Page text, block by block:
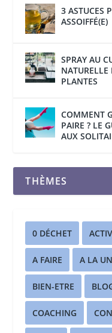
3 ASTUCES
ASSOIFFÉ(E)
SPRAY AU
NATURELLE
PLANTES
COMMENT
PAIRE ? LE
AUX
THÈMES
0 DÉCHET
A FAIRE A LA
BIEN-ETRE
COACHING